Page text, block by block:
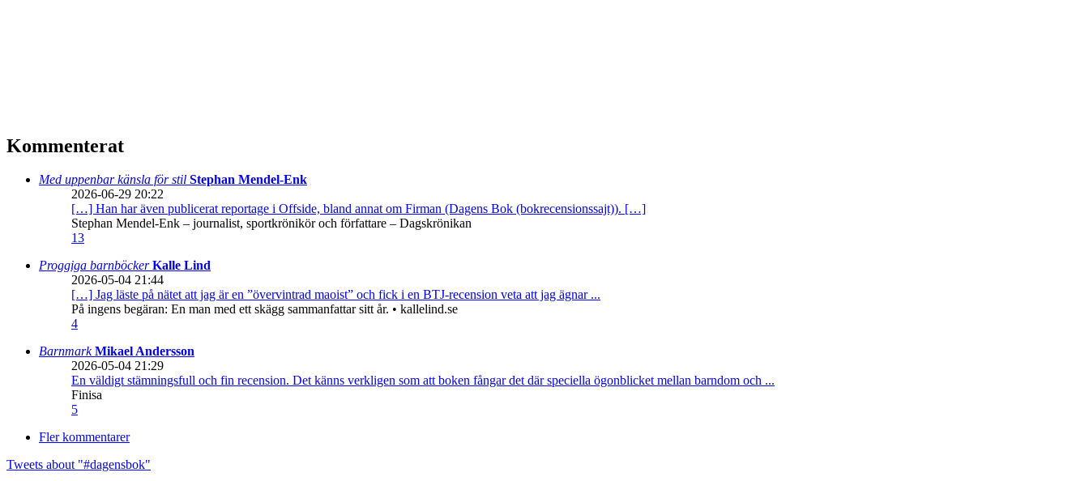
Kommenterat
Med uppenbar känsla för stil Stephan Mendel-Enk
2026-06-29 20:22
[…] Han har även publicerat reportage i Offside, bland annat om Firman (Dagens Bok (bokrecensionssajt)). […]
Stephan Mendel-Enk – journalist, sportkrönikör och författare – Dagskrönikan
13
Proggiga barnböckerKalle Lind
2026-05-04 21:44
[…] Jag läste på nätet att jag är en ”övervintrad maoist” och fick i en BTJ-recension veta att jag ägnar ...
På ingens begäran: En man med ett skägg sammanfattar sitt år. • kallelind.se
4
BarnmarkMikael Andersson
2026-05-04 21:29
En väldigt stämningsfull och fin recension. Det känns verkligen som att boken fångar det där speciella ögonblicket mellan barndom och ...
Finisa
5
Fler kommentarer
Tweets about "#dagensbok"